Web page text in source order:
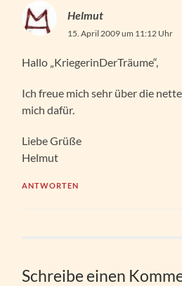
Helmut
15. April 2009 um 11:12 Uhr
Hallo „KriegerinDerTräume“,
Ich freue mich sehr über die
mich dafür.
Liebe Grüße
Helmut
ANTWORTEN
Schreibe einen